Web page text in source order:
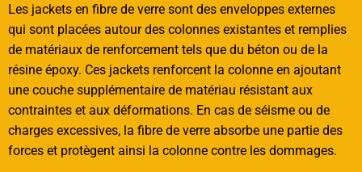
Les jackets en fibre de verre sont des enveloppes externes
qui sont placées autour des colonnes existantes et remplies
de matériaux de renforcement tels que du béton ou de la
résine époxy. Ces jackets renforcent la colonne en ajoutant
une couche supplémentaire de matériau résistant aux
contraintes et aux déformations. En cas de séisme ou de
charges excessives, la fibre de verre absorbe une partie des
forces et protègent ainsi la colonne contre les dommages.